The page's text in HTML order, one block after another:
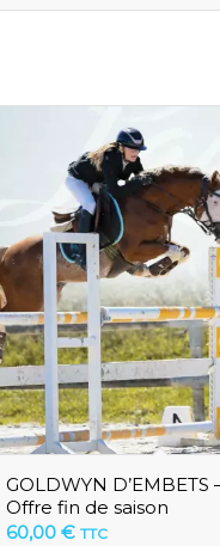
GOLDWYN D’EMBETS
Offre fin de saison
60,00 € TTC